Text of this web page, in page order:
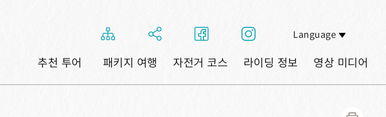
Language
추천 투어 패키지 여행 자전거 코스 라이딩 정보 영상 미디어